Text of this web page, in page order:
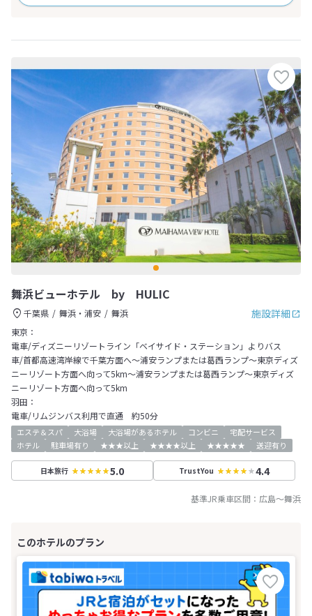
舞浜ビューホテル by HULIC
施設詳細
千葉県 舞浜・浦安
舞浜
東京：
電車/ディズニーリゾートライン「ベイサイド・ステーション」よりバス
車/首都高速湾岸線で千葉方面へ～浦安ランプまたは葛西ランプ～東京ディズ
ニーリゾート方面へ向って5km～浦安ランプまたは葛西ランプ～東京ディズ
ニーリゾート方面へ向って5km
羽田：
電車/リムジンバス利用で直通 約50分
エステ＆スパ 大浴場 大浴場があるホテル コンビニ
宅配サービス
ホテル
駐車場有り ★★★以上 ★★★★以上 ★★★★★ 送迎有り
日本旅行 5.0 TrustYou 4.4
基準JR乗車区間： 広島～舞浜